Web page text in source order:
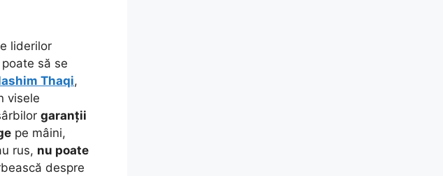
liderilor
poate să se
Thaqi,
visele
garanții
pe mâini,
rus, nu poate
despre